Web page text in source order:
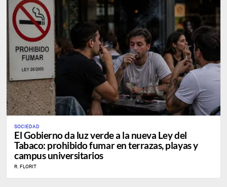
SOCIEDAD
El Gobierno da luz verde a la nueva Ley del
Tabaco: prohibido fumar en terrazas, playas y
campus universitarios
R. FLORIT